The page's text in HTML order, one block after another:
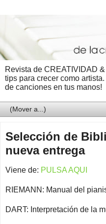
Revista de CREATIVIDAD
tips para crecer como
de canciones en tus manos!
Selección de
nueva entrega
Viene de: PULSA AQUI
RIEMANN: Manual del
DART: Interpretación de la